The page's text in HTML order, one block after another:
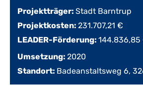
Projektträger: Stadt Barntrup
Projektkosten: 231.707,21 €
LEADER-Förderung: 144.836,85
Umsetzung: 2020
Standort: Badeanstaltsweg 6,